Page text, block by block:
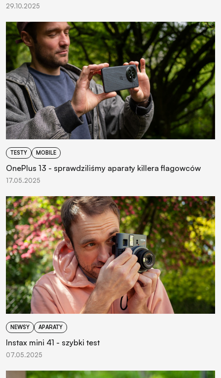
29.10.2025
TESTY MOBILE
OnePlus 13 - sprawdziliśmy aparaty killera flagowców
17.05.2025
NEWSY APARATY
Instax mini 41 - szybki test
07.05.2025